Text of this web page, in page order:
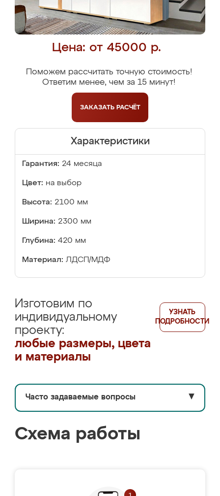
Цена: от 45000 р.
Поможем рассчитать точную стоимость!
Ответим менее, чем за 15 минут!
ЗАКАЗАТЬ РАСЧЁТ
Характеристики
Гарантия: 24 месяца
Цвет: на выбор
Высота: 2100 мм
Ширина: 2300 мм
Глубина: 420 мм
Материал: ЛДСП/МДФ
Изготовим по
индивидуальному
проекту:
любые размеры, цвета
и материалы
УЗНАТЬ
ПОДРОБНОСТИ
Часто задаваемые вопросы ▼
Схема работы